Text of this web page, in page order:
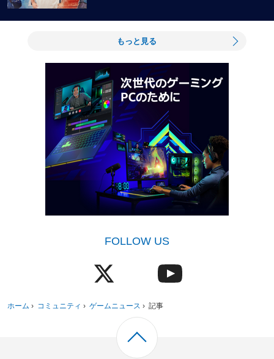
もっと見る
FOLLOW US
ホーム › コミュニティ › ゲームニュース › 記事